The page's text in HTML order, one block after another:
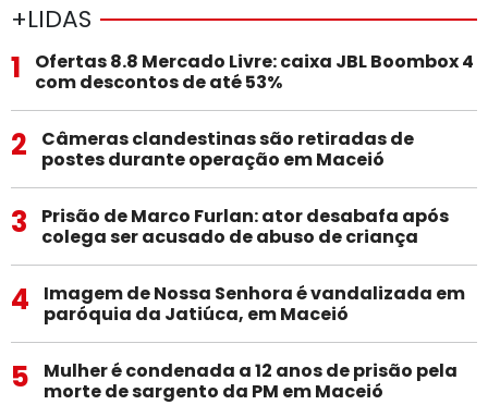
+LIDAS
1
Ofertas 8.8 Mercado Livre: caixa JBL Boombox 4
com descontos de até 53%
2
Câmeras clandestinas são retiradas de
postes durante operação em Maceió
3
Prisão de Marco Furlan: ator desabafa após
colega ser acusado de abuso de criança
4
Imagem de Nossa Senhora é vandalizada em
paróquia da Jatiúca, em Maceió
5
Mulher é condenada a 12 anos de prisão pela
morte de sargento da PM em Maceió